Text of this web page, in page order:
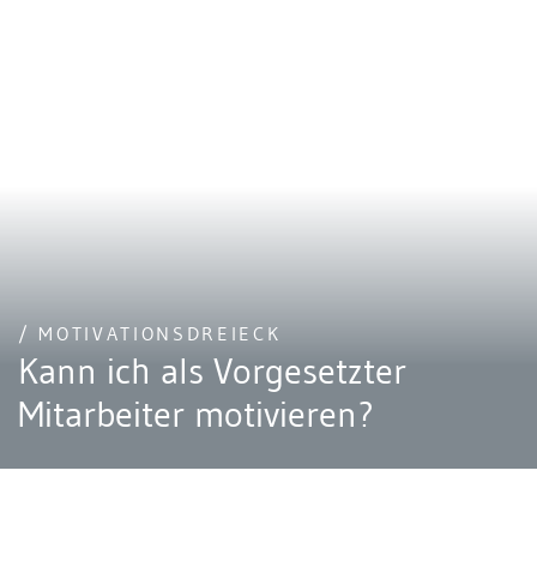
/ MOTIVATIONSDREIECK
Kann ich als Vorgesetzter
Mitarbeiter motivieren?